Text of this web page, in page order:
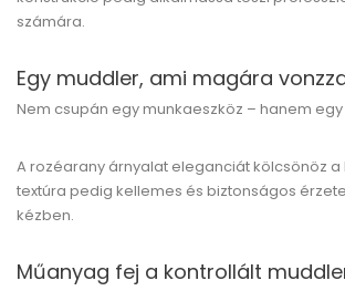
számára.
Egy muddler, ami magára
Nem csupán egy munkaeszköz – hanem
A rozéarany árnyalat eleganciát kölcsönöz a
textúra pedig kellemes és biztonságos
kézben.
Műanyag fej a kontrollált